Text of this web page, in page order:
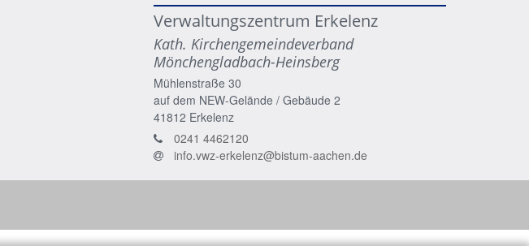
Verwaltungszentrum Erkelenz
Kath. Kirchengemeindeverband
Mönchengladbach-Heinsberg
Mühlenstraße 30
auf dem NEW-Gelände / Gebäude 2
41812 Erkelenz
0241 4462120
info.vwz-erkelenz@bistum-aachen.de